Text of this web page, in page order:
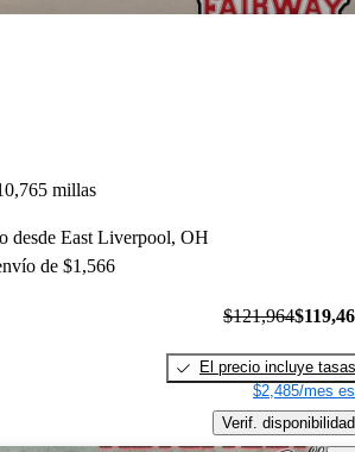
millas
desde East Liverpool, OH
de $1,566
$121,964
El precio incluye tasas
$2,485/mes
Verif. disponibilidad